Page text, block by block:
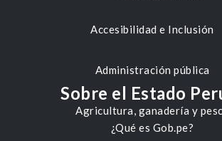
Accesibilidad e Inclusión
Administración pública
Agricultura, ganadería y
Sobre el Estado
¿Qué es Gob.pe?